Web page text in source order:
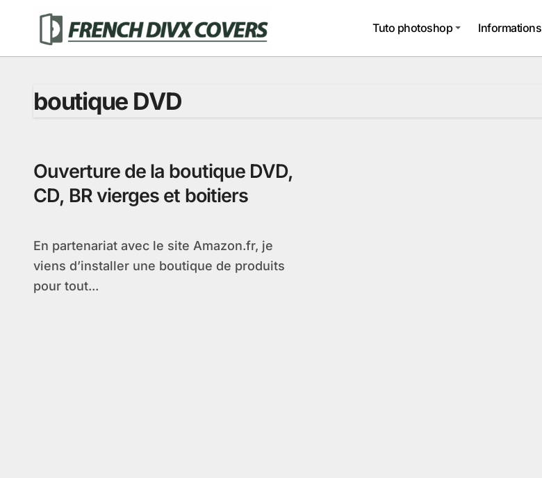
Tuto photoshop Informations
boutique DVD
Ouverture de la boutique DVD,
CD, BR vierges et boitiers
En partenariat avec le site Amazon.fr, je
viens d’installer une boutique de produits
pour tout...